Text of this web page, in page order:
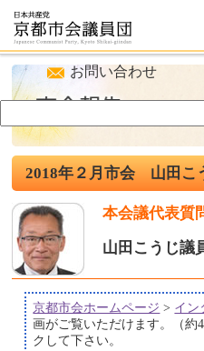
お問い合わせ
2018年２月市会 山田こ
本会議代表質
山田こうじ議
京都市会ホームページ > イン
画がご覧いただけます。（約
クして下さい。